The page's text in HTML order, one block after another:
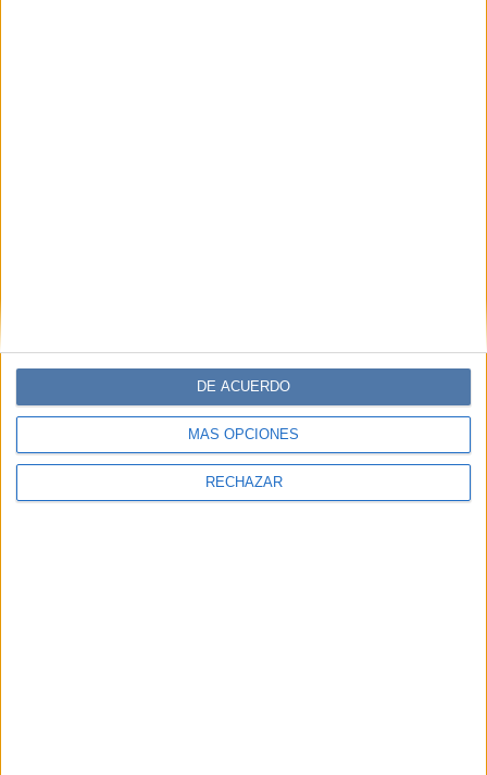
MÁS OPCIONES
RECHAZAR
DE ACUERDO